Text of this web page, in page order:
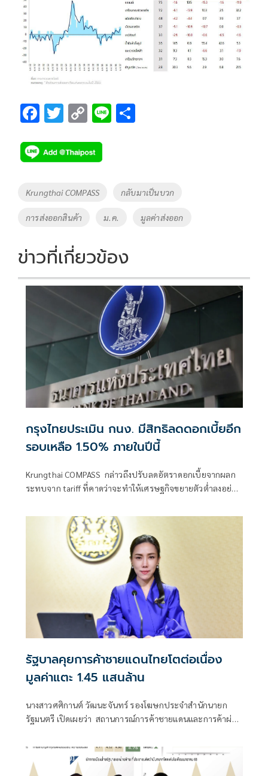
F
e
b
o
o
k
T
tt
er
C
p
y
Li
Li
Tags
Krungthai COMPASS กลับมาเป็นบวก
การส่งออกสินค้า ม.ค. มูลค่าส่งออก
ข่าวที่เกี่ยวข้อง
กรุงไทยประเมิน กนง. มีสิทธิลดดอกเบี้ยอีก
รอบเหลือ 1.50% ภายในปีนี้
Krungthai COMPASS กล่าวถึงปรับลดอัตราดอกเบี้ยจากผลก
ระทบจาก tariff ที่คาดว่าจะทำให้เศรษฐกิจขยายตัวต่ำลงอย่าง
ขณะที่ภาวะการเงินที่ยังตึงตัว
รัฐบาลคุยการค้าชายแดนไทยโตต่อเนื่อง
มูลค่าแตะ 1.45 แสนล้าน
นางสาวศศิกานต์ วัฒนะจันทร์ รองโฆษกประจำสำนักนายก
รัฐมนตรี เปิดเผยว่า สถานการณ์การค้าชายแดนและการค้าผ่าน
ล้านบาท